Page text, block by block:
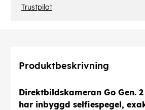
Trustpilot
Produktbeskrivning
Direktbildskameran Go Gen.
har inbyggd selfiespegel,